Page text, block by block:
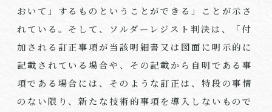
おいて」するものということができる」ことが示さ
れている。そして、ソルダーレジスト判決は、「付
加される訂正事項が当該明細書又は図面に明示的に
記載されている場合や、その記載から自明である事
項である場合には、そのような訂正は、特段の事情
のない限り、新たな技術的事項を導入しないもので